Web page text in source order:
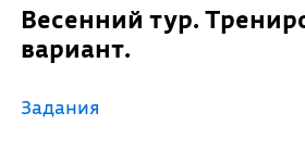
Весенний тур. Тренировочный
вариант.
Задания